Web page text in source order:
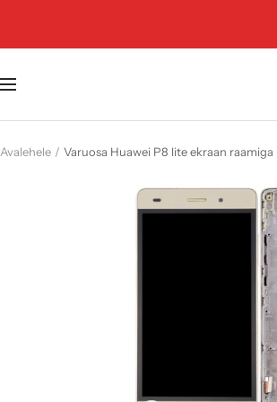
Navigatsioon
Avalehele Varuosa Huawei P8 lite ekraan